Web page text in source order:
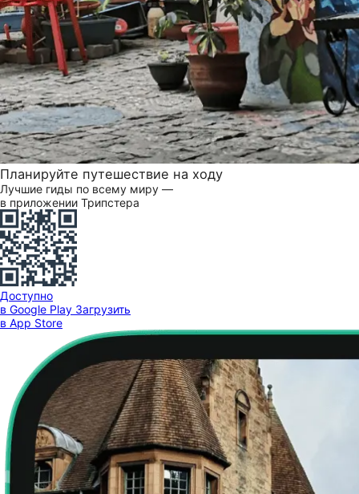
Планируйте путешествие на ходу
Лучшие гиды по всему миру —
в приложении Трипстера
Доступно
в Google Play Загрузить
в App Store